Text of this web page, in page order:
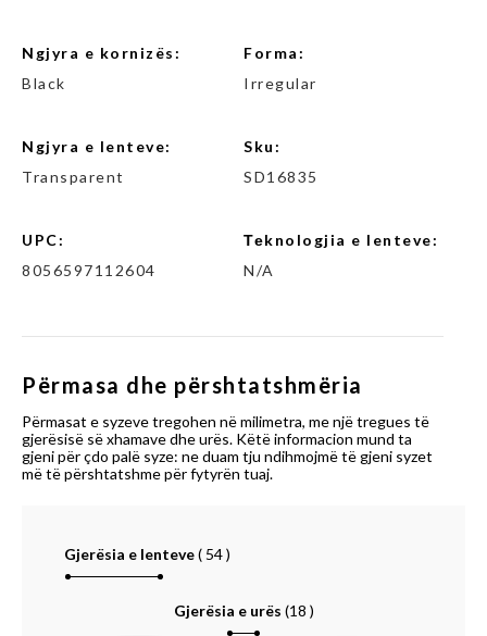
Ngjyra e kornizës:
Black
Forma:
Irregular
Ngjyra e lenteve:
Transparent
Sku:
SD16835
UPC:
8056597112604
Теknologjia e lenteve:
N/A
Përmasa dhe përshtatshmëria
Përmasat e syzeve tregohen në milimetra, me një tregues të
gjerësisë së xhamave dhe urës. Këtë informacion mund ta
gjeni për çdo palë syze: ne duam tju ndihmojmë të gjeni syzet
më të përshtatshme për fytyrën tuaj.
Gjerësia e lenteve( 54)
Gjerësia e urës (18 )